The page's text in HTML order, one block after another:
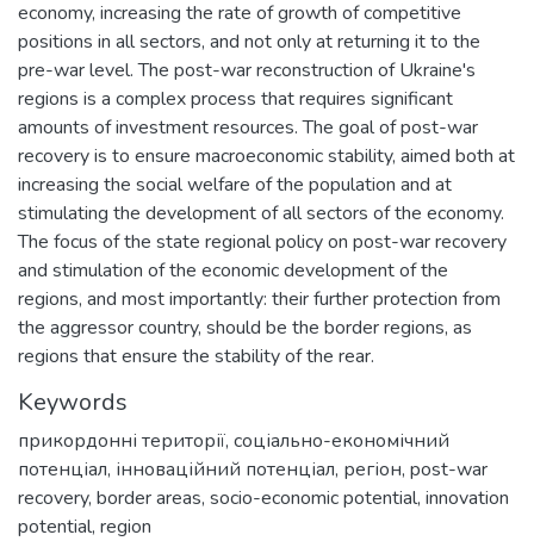
economy, increasing the rate of growth of competitive
positions in all sectors, and not only at returning it to the
pre-war level. The post-war reconstruction of Ukraine's
regions is a complex process that requires significant
amounts of investment resources. The goal of post-war
recovery is to ensure macroeconomic stability, aimed both at
increasing the social welfare of the population and at
stimulating the development of all sectors of the economy.
The focus of the state regional policy on post-war recovery
and stimulation of the economic development of the
regions, and most importantly: their further protection from
the aggressor country, should be the border regions, as
regions that ensure the stability of the rear.
Keywords
прикордонні території, соціально-економічний
потенціал, інноваційний потенціал, регіон, post-war
recovery, border areas, socio-economic potential, innovation
potential, region